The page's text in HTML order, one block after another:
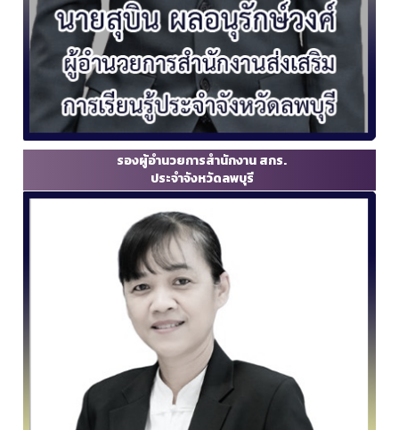
รองผู้อำนวยการสำนักงาน สกร.
ประจำจังหวัดลพบุรี